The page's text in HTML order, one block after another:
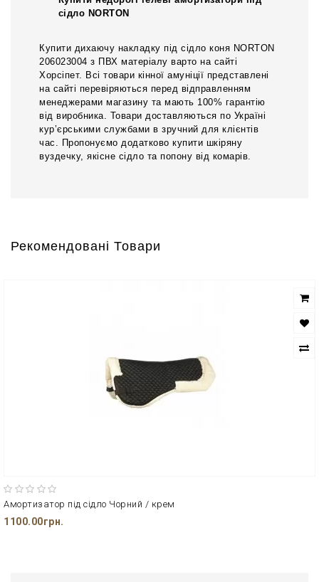
сідло NORTON
Купити дихаючу накладку під сідло коня NORTON
206023004 з ПВХ матеріалу варто на сайті
Хорсіпет. Всі товари кінної амуніції представлені
на сайті перевіряються перед відправленням
менеджерами магазину та мають 100% гарантію
від виробника. Товари доставляються по Україні
кур’єрськими службами в зручний для клієнтів
час. Пропонуємо додатково купити шкіряну
вуздечку, якісне сідло та попону від комарів.
Рекомендовані Товари
Амортизатор під сідло Чорний / крем
1100.00грн.